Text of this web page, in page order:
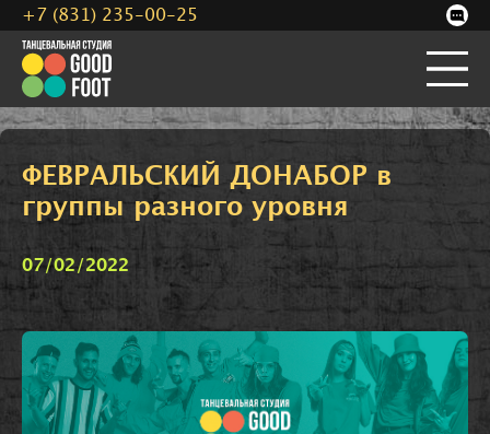
ФЕВРАЛЬСКИЙ ДОНАБОР в
группы разного уровня
07/02/2022
+7 (831) 235-00-25